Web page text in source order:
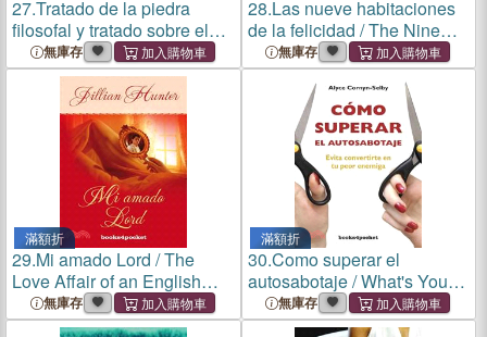
27.Tratado de la piedra
filosofal y tratado sobre el
arte de la alquimia / Treatise
on the Philosophers' Stone
and Treatise on the Art of
Alchemy
無庫存
28.Las nueve habitaciones
de la felicidad / The Nine
Rooms of Happiness
無庫存
滿額折
29.Mi amado Lord / The
Love Affair of an English
Lord無庫存
滿額折
30.Como superar el
autosabotaje / What's Your
Sabotage?
無庫存